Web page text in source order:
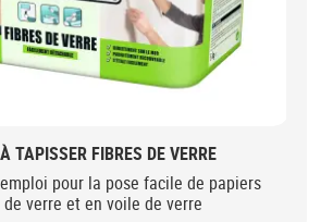
TAPISSER FIBRES DE VERRE
pour la pose facile de papiers
verre et en voile de verre